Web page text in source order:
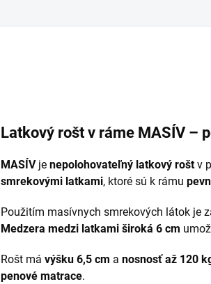
Latkový rošt v ráme MASÍV –
MASÍVje nepolohovateľný latkový roštv
smrekovými latkami, ktoré sú k rámu
Použitím masívnych smrekových látok je
Medzera medzi latkami široká 6 cm
Rošt má výšku 6,5 cm a nosnosť až 120
penové matrace.